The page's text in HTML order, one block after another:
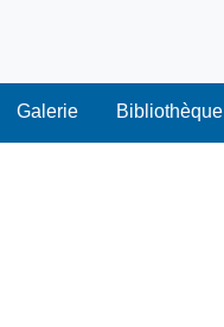
Galerie Bibliothèque